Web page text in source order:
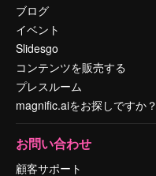
ブログ
イベント
Slidesgo
コンテンツを販売する
プレスルーム
magnific.aiをお探しですか？
お問い合わせ
顧客サポート